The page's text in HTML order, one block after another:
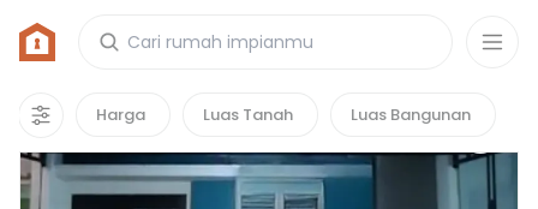
Harga Luas Tanah Luas Bangunan
Rumah di Foresta Bsd City
3properti